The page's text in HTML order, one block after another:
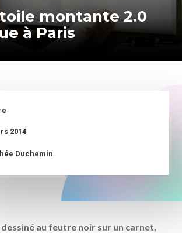
montante 2.0
à Paris
2014
Duchemin
au feutre noir sur un carnet,